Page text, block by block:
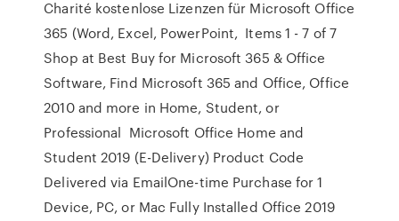
Charité kostenlose Lizenzen für Microsoft Office
365 (Word, Excel, PowerPoint, Items 1 - 7 of 7
Shop at Best Buy for Microsoft 365 & Office
Software, Find Microsoft 365 and Office, Office
2010 and more in Home, Student, or
Professional Microsoft Office Home and
Student 2019 (E-Delivery) Product Code
Delivered via EmailOne-time Purchase for 1
Device, PC, or Mac Fully Installed Office 2019